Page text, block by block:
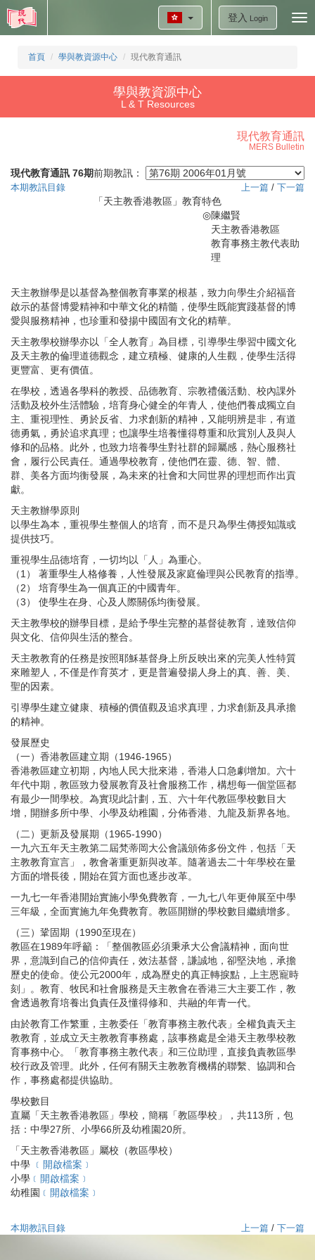
登入 Login
首頁 學與教資源中心 現代教育通訊
學與教資源中心
L & T Resources
現代教育通訊
MERS Bulletin
現代教育通訊 76期前期教訊：
本期教訊目錄 上一篇 / 下一篇
「天主教香港教區」教育特色
◎陳繼賢
天主教香港教區
教育事務主教代表助
理
天主教辦學是以基督為整個教育事業的根基，致力向學生介紹福音
啟示的基督博愛精神和中華文化的精髓，使學生既能實踐基督的博
愛與服務精神，也珍重和發揚中國固有文化的精華。
天主教學校辦學亦以「全人教育」為目標，引導學生學習中國文化
及天主教的倫理道德觀念，建立積極、健康的人生觀，使學生活得
更豐富、更有價值。
在學校，透過各學科的教授、品德教育、宗教禮儀活動、校內課外
活動及校外生活體驗，培育身心健全的年青人，使他們養成獨立自
主、重視理性、勇於反省、力求創新的精神，又能明辨是非，有道
德勇氣，勇於追求真理；也讓學生培養懂得尊重和欣賞別人及與人
修和的品格。此外，也致力培養學生對社群的歸屬感，熱心服務社
會，履行公民責任。通過學校教育，使他們在靈、德、智、體、
群、美各方面均衡發展，為未來的社會和大同世界的理想而作出貢
獻。
天主教辦學原則
以學生為本，重視學生整個人的培育，而不是只為學生傳授知識或
提供技巧。
重視學生品德培育，一切均以「人」為重心。
（1 ） 著重學生人格修養，人性發展及家庭倫理與公民教育的指導。
（2） 培育學生為一個真正的中國青年。
（3） 使學生在身、心及人際關係均衡發展。
天主教學校的辦學目標，是給予學生完整的基督徒教育，達致信仰
與文化、信仰與生活的整合。
天主教教育的任務是按照耶穌基督身上所反映出來的完美人性特質
來雕塑人，不僅是作育英才，更是普遍發揚人身上的真、善、美、
聖的因素。
引導學生建立健康、積極的價值觀及追求真理，力求創新及具承擔
的精神。
發展歷史
（一）香港教區建立期（1946-1965）
香港教區建立初期，內地人民大批來港，香港人口急劇增加。六十
年代中期，教區致力發展教育及社會服務工作，構想每一個堂區都
有最少一間學校。為實現此計劃，五、六十年代教區學校數目大
增，開辦多所中學、小學及幼稚園，分佈香港、九龍及新界各地。
（二）更新及發展期（1965-1990）
一九六五年天主教第二屆梵蒂岡大公會議頒佈多份文件，包括「天
主教教育宣言」，教會著重更新與改革。隨著過去二十年學校在量
方面的增長後，開始在質方面也逐步改革。
一九七一年香港開始實施小學免費教育，一九七八年更伸展至中學
三年級，全面實施九年免費教育。教區開辦的學校數目繼續增多。
（三）鞏固期（1990至現在）
教區在1989年呼籲：「整個教區必須秉承大公會議精神，面向世
界，意識到自己的信仰責任，效法基督，謙誠地，卻堅決地，承擔
歷史的使命。使公元2000年，成為歷史的真正轉捩點，上主恩寵時
刻」。教育、牧民和社會服務是天主教會在香港三大主要工作，教
會透過教育培養出負責任及懂得修和、共融的年青一代。
由於教育工作繁重，主教委任「教育事務主教代表」全權負責天主
教教育，並成立天主教教育事務處，該事務處是全港天主教學校教
育事務中心。「教育事務主教代表」和三位助理，直接負責教區學
校行政及管理。此外，任何有關天主教教育機構的聯繫、協調和合
作，事務處都提供協助。
學校數目
直屬「天主教香港教區」學校，簡稱「教區學校」，共113所，包
括：中學27所、小學66所及幼稚園20所。
「天主教香港教區」屬校（教區學校）
中學 ﹝開啟檔案﹞
小學 ﹝開啟檔案﹞
幼稚園 ﹝開啟檔案﹞
本期教訊目錄 上一篇 / 下一篇